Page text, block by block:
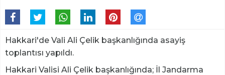
Hakkari'de Vali Ali Çelik başkanlığında asayiş
toplantısı yapıldı.
Hakkari Valisi Ali Çelik başkanlığında; İl Jandarma